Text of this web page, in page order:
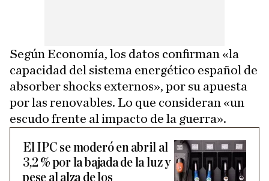
Según Economía, los datos confirman «la
capacidad del sistema energético español de
absorber shocks externos», por su apuesta
por las renovables. Lo que consideran «un
escudo frente al impacto de la guerra».
El IPC se moderó en abril al
3,2 % por la bajada de la luz y
pese al alza de los